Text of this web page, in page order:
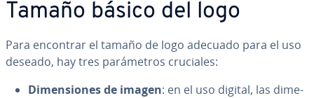
Tamaño básico del logo
Para encontrar el tamaño de logo adecuado para el uso
deseado, hay tres pa­rá­me­tros cruciales:
Di­me­n­sio­nes de imagen: en el uso digital, las di­me­